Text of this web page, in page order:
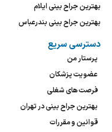
بهترین جراح بینی ایلام
بهترین جراح بینی بندرعباس
دسترسی سریع
پرستار من
عضویت پزشکان
فرصت های شغلی
بهترین جراح بینی در تهران
قوانین و مقررات